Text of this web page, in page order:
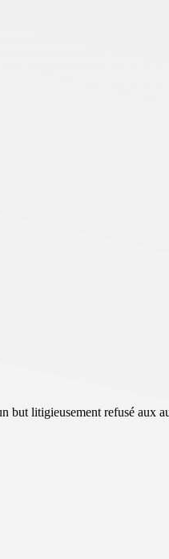
but litigieusement refusé aux